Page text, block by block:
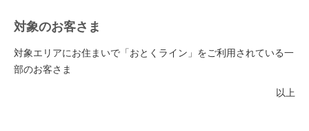
対象のお客さま
対象エリアにお住まいで「おとくライン」をご利用されている一
部のお客さま
以上